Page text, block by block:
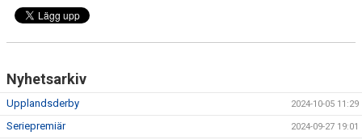
Nyhetsarkiv
Upplandsderby 2024-10-05 11:29
Seriepremiär 2024-09-27 19:01